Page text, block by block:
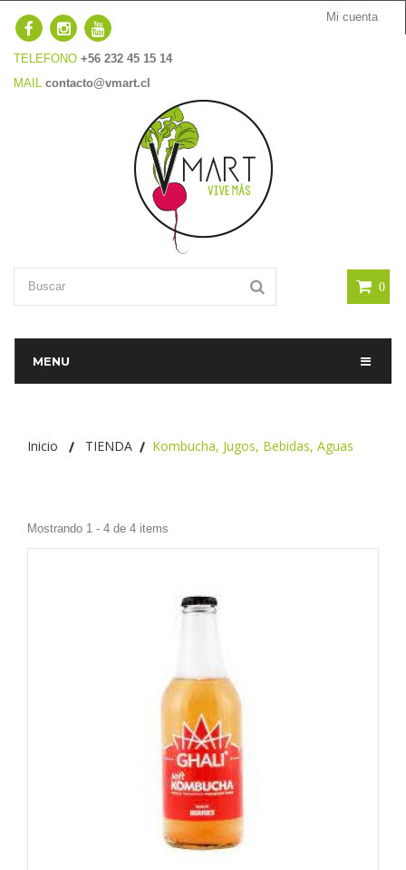
Mi cuenta
TELEFONO +56 232 45 15 14
MAIL contacto@vmart.cl
0
MENU
Inicio TIENDA Kombucha, Jugos, Bebidas, Aguas
Mostrando 1 - 4 de 4 items